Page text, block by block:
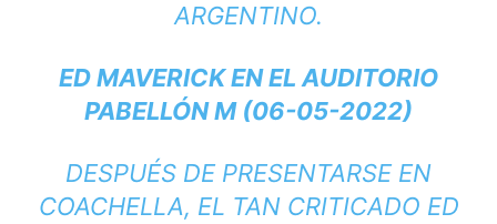
ARGENTINO.
ED MAVERICK EN EL AUDITORIO
PABELLÓN M (06-05-2022)
DESPUÉS DE PRESENTARSE EN
COACHELLA, EL TAN CRITICADO ED